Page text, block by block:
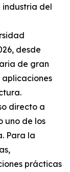
industria del
desde
de gran
directo a
uno de los
Para la
prácticas